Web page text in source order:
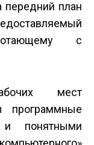
передний план
с
мест
программные
понятными